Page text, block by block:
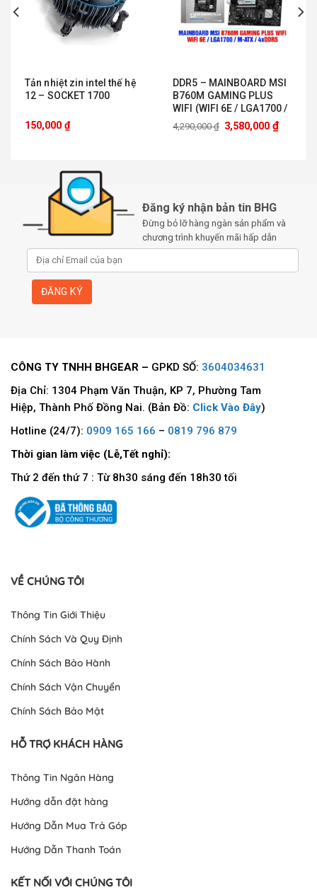
Ghi tuần tự
tối đa
2500 Mbps
300GB
năng
(MAX) Ghi
MTBF
1,500,000 giờ
Độ rung hoạt
0°C ~ 70°C
Nhiệt độ khi
-40°C ~ 80°C
Kích thước
80mm x 22mm x 3,5mm
Bảo hành
3 năm
Tản nhiệt zin intel thế hệ
12 – SOCKET 1700
150,000 ₫
DDR5 – MAINBOARD MSI
B760M GAMING PLUS
WIFI (WIFI 6E / LGA1700 /
M-ATX / 4XDDR5)
4,290,000₫ 3,580,000 ₫
Đăng ký nhận bản tin BHG
Đừng bỏ lỡ hàng ngàn sản phẩm và
chương trình khuyến mãi hấp dẫn
CÔNG TY TNHH BHGEAR – GPKD SỐ: 3604034631
Địa Chỉ: 1304 Phạm Văn Thuận, KP 7, Phường Tam
Hiệp, Thành Phố Đồng Nai. (Bản Đồ: Click Vào Đây)
Hotline (24/7): 0909 165 166 – 0819 796 879
Thời gian làm việc (Lễ,Tết nghỉ):
Thứ 2 đến thứ 7 : Từ 8h30 sáng đến 18h30 tối
VỀ CHÚNG TÔI
Thông Tin Giới Thiệu
Chính Sách Và Quy Định
Chính Sách Bảo Hành
Chính Sách Vận Chuyển
Chính Sách Bảo Mật
HỖ TRỢ KHÁCH HÀNG
Thông Tin Ngân Hàng
Hướng dẫn đặt hàng
Hướng Dẫn Mua Trả Góp
Hướng Dẫn Thanh Toán
KẾT NỐI VỚI CHÚNG TÔI